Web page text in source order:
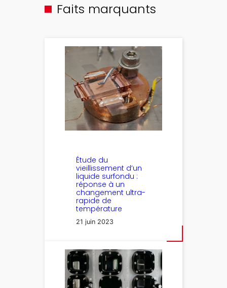
Faits marquants
Étude du
vieillissement d’un
liquide surfondu :
réponse à un
changement ultra-
rapide de
température
21 juin 2023